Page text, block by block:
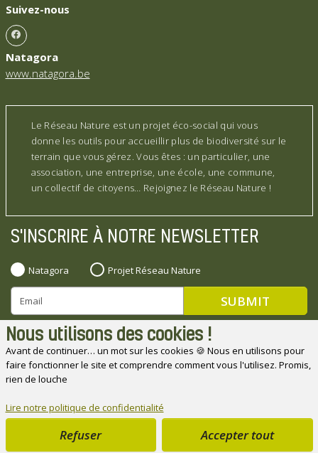
Nous utilisons des cookies !
Avant de continuer… un mot sur les cookies 🍪 Nous en utilisons pour
faire fonctionner le site et comprendre comment vous l'utilisez. Promis,
rien de louche
Lire notre politique de confidentialité
Refuser Accepter tout
Suivez-nous
Natagora
www.natagora.be
Le Réseau Nature est un projet éco-social qui vous
donne les outils pour accueillir plus de biodiversité sur le
terrain que vous gérez. Vous êtes : un particulier, une
association, une entreprise, une école, une commune,
un collectif de citoyens… Rejoignez le Réseau Nature !
S'INSCRIRE À NOTRE NEWSLETTER
Natagora Projet Réseau Nature
Natagora souhaite remercier ses partenaires